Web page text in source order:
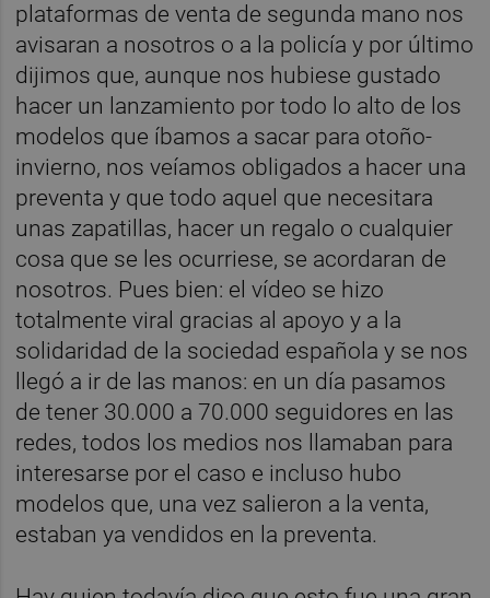
plataformas de venta de segunda mano nos
avisaran a nosotros o a la policía y por último
dijimos que, aunque nos hubiese gustado
hacer un lanzamiento por todo lo alto de los
modelos que íbamos a sacar para otoño-
invierno, nos veíamos obligados a hacer una
preventa y que todo aquel que necesitara
unas zapatillas, hacer un regalo o cualquier
cosa que se les ocurriese, se acordaran de
nosotros. Pues bien: el vídeo se hizo
totalmente viral gracias al apoyo y a la
solidaridad de la sociedad española y se nos
llegó a ir de las manos: en un día pasamos
de tener 30.000 a 70.000 seguidores en las
redes, todos los medios nos llamaban para
interesarse por el caso e incluso hubo
modelos que, una vez salieron a la venta,
estaban ya vendidos en la preventa.